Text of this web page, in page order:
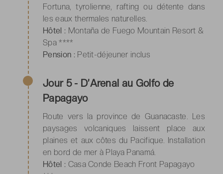
Fortuna, tyrolienne, rafting ou détente dans
les eaux thermales naturelles.
Hôtel : Montaña de Fuego Mountain Resort &
Spa ****
Pension : Petit-déjeuner inclus
Jour 5 - D’Arenal au Golfo de
Papagayo
Route vers la province de Guanacaste. Les
paysages volcaniques laissent place aux
plaines et aux côtes du Pacifique. Installation
en bord de mer à Playa Panamá.
Hôtel : Casa Conde Beach Front Papagayo